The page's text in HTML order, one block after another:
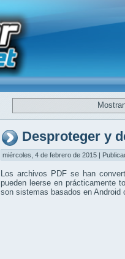
Desproteger y
miércoles, 4 de febrero de 2015 |
Los archivos PDF se han
pueden leerse en prácticamente
son sistemas basados en Android